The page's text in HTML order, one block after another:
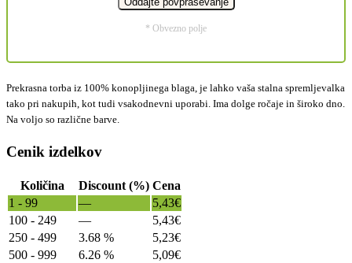
* Obvezno polje
Prekrasna torba iz 100% konopljinega blaga, je lahko vaša stalna spremljevalka
tako pri nakupih, kot tudi vsakodnevni uporabi. Ima dolge ročaje in široko dno.
Na voljo so različne barve.
Cenik izdelkov
Količina Discount (%) Cena
1 - 99
— 5,43€
100 - 249
— 5,43€
250 - 499
3.68 % 5,23€
500 - 999
6.26 % 5,09€